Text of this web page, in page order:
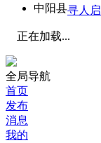
中阳县寻人
正在加载...
全局导航
首页
发布
消息
我的